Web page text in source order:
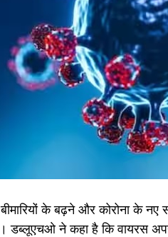
के बढ़ने और कोरोना के
डब्लूएचओ ने कहा है कि वायरस